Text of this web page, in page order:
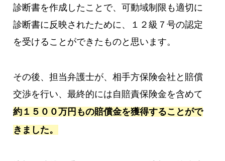
診断書を作成したことで、可動域制限も適切に
診断書に反映されたために、１２級７号の認定
を受けることができたものと思います。
その後、担当弁護士が、相手方保険会社と賠償
交渉を行い、最終的には自賠責保険金を含めて
約１５００万円もの賠償金を獲得することがで
きました。